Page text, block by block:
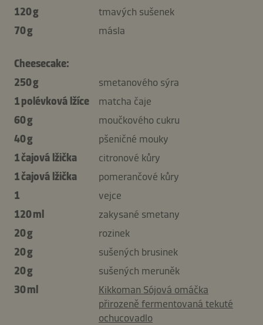
120 g
tmavých sušenek
70 g
másla
Cheesecake:
250 g
smetanového sýra
1 polévková lžíce
matcha čaje
60 g
moučkového cukru
40 g
pšeničné mouky
1 čajová lžička
citronové kůry
1 čajová lžička
pomerančové kůry
1
vejce
120 ml
zakysané smetany
20 g
rozinek
20 g
sušených brusinek
20 g
sušených meruněk
30 ml
Kikkoman Sójová omáčka
přirozeně fermentovaná tekuté
ochucovadlo